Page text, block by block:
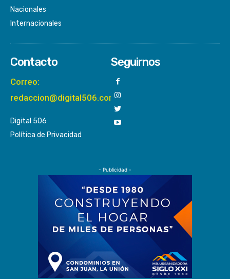
Nacionales
Internacionales
Contacto
Correo:
redaccion@digital506.com
Digital 506
Política de Privacidad
Seguirnos
- Publicidad -